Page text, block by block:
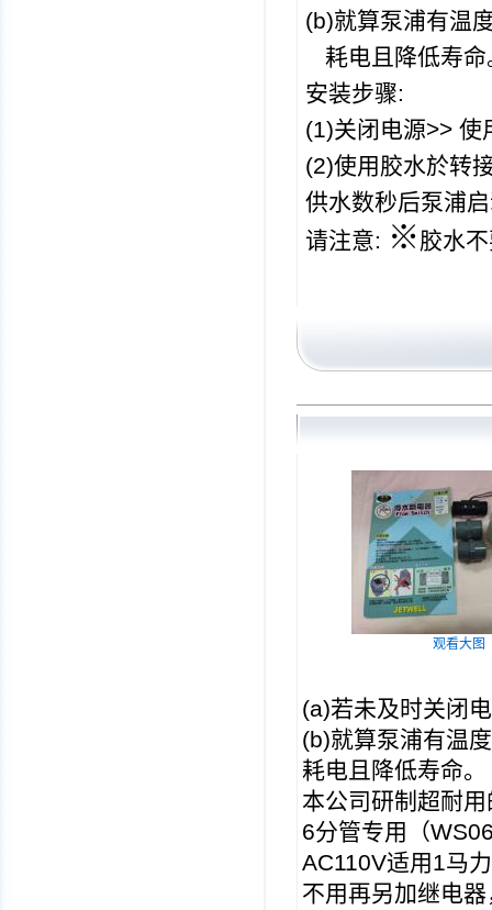
(b)就算泵浦有温
耗电且降低寿命
安装步骤
(1)关闭电源>> 使
(2)使用胶水於转
供水数秒后泵浦
请注意: ※ 胶水
观看大图
(a)若未及时关闭
(b)就算泵浦有温
耗电且降低寿命。
本公司研制超耐
6分管专用（
AC110V适用 1马
不用再另加继电